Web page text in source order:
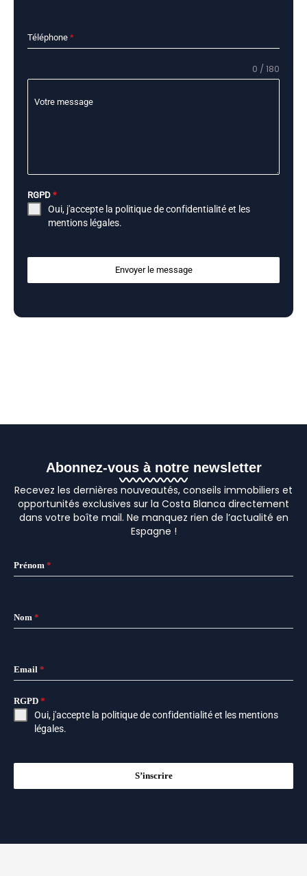
Téléphone *
Votre message
0 / 180
RGPD *
Oui, j'accepte la politique de confidentialitéet les
mentions légales.
Envoyer le message
Abonnez-vous à notre newsletter
Recevez les dernières nouveautés, conseils immobiliers et
opportunités exclusives sur la Costa Blanca directement
dans votre boîte mail. Ne manquez rien de l’actualité en
Espagne !
Prénom *
Nom *
Email *
RGPD *
Oui, j'accepte la politique de confidentialitéet les mentions
légales.
S’inscrire